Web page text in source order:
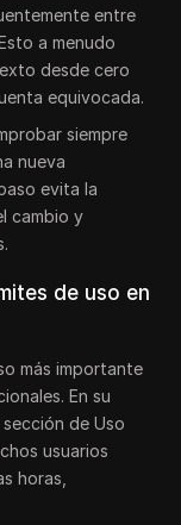
entre
a menudo
desde cero
equivocada.
siempre
nueva
evita la
cambio y
de uso en
más importante
En su
de Uso
usuarios
horas,